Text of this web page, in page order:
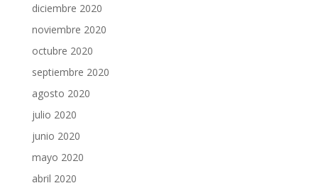
diciembre 2020
noviembre 2020
octubre 2020
septiembre 2020
agosto 2020
julio 2020
junio 2020
mayo 2020
abril 2020